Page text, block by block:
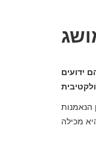
ידועים
הנאמנות